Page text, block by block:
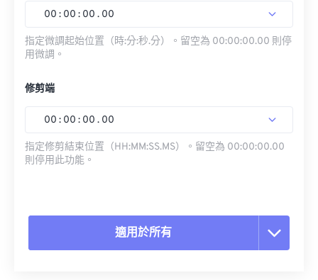
00 : 00 : 00 . 00
指定微調起始位置（時:分:秒.分）。留空為 00:00:00.00 則停
用微調。
修剪端
00 : 00 : 00 . 00
指定修剪結束位置（HH:MM:SS.MS）。留空為 00:00:00.00
則停用此功能。
適用於所有